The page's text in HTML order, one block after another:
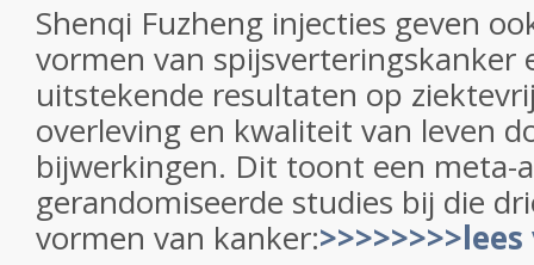
Shenqi Fuzheng injecties geven
vormen van spijsverteringskanker
uitstekende resultaten op
overleving en kwaliteit van leven
bijwerkingen. Dit toont een meta-
gerandomiseerde studies bij die
vormen van kanker: